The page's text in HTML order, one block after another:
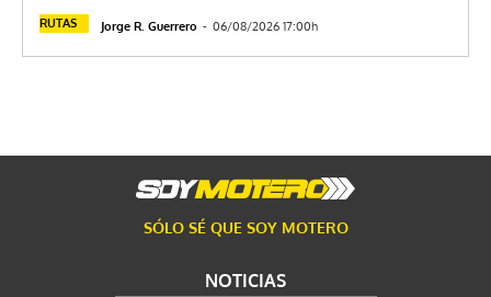
RUTAS Jorge R. Guerrero - 06/08/2026 17:00h
SÓLO SÉ QUE SOY MOTERO
NOTICIAS